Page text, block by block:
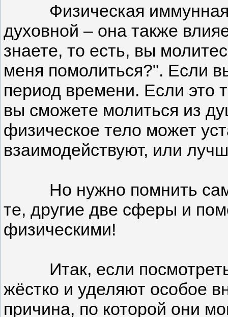
Физическая иммунная
духовной – она также
знаете, то есть, вы
меня помолиться?". Если
период времени. Если это
вы сможете молиться из
физическое тело может
взаимодействуют, или
Но нужно помнить самое
те, другие две сферы и
физическими!
Итак, если посмотреть
жёстко и уделяют особое
причина, по которой они